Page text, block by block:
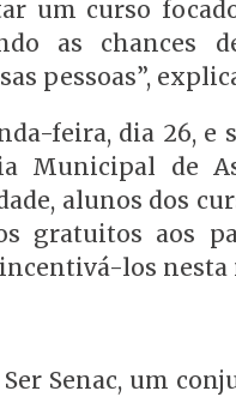
um curso
as chances
pessoas”,
feira, dia 26, e
Municipal de
alunos dos
gratuitos aos
los
Senac, um